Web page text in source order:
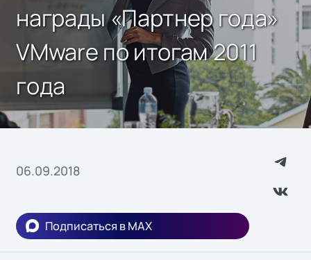
награды «Партнер года»
VMware по итогам 2011
года
06.09.2018
Подписаться в MAX